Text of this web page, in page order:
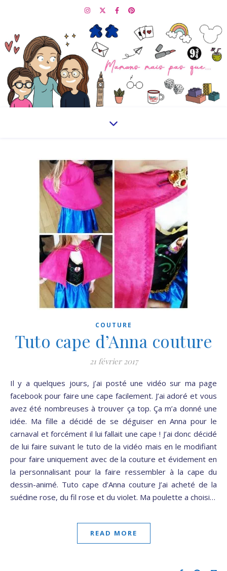
COUTURE
Tuto cape d’Anna couture
21 février 2017
Il y a quelques jours, j’ai posté une vidéo sur ma page
facebook pour faire une cape facilement. J’ai adoré et vous
avez été nombreuses à trouver ça top. Ça m’a donné une
idée. Ma fille a décidé de se déguiser en Anna pour le
carnaval et forcément il lui fallait une cape ! J’ai donc décidé
de lui faire suivant le tuto de la vidéo mais en le modifiant
pour faire uniquement avec de la couture et évidement en
la personnalisant pour la faire ressembler à la cape du
dessin-animé. Tuto cape d’Anna couture J’ai acheté de la
suédine rose, du fil rose et du violet. Ma poulette a choisi…
READ MORE